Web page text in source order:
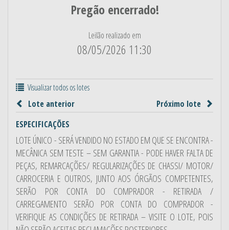
Pregão encerrado!
Leilão realizado em
08/05/2026 11:30
Visualizar todos os lotes
Lote anterior
Próximo lote
ESPECIFICAÇÕES
LOTE ÚNICO - SERÁ VENDIDO NO ESTADO EM QUE SE ENCONTRA -
MECÂNICA SEM TESTE – SEM GARANTIA - PODE HAVER FALTA DE
PEÇAS, REMARCAÇÕES/ REGULARIZAÇÕES DE CHASSI/ MOTOR/
CARROCERIA E OUTROS, JUNTO AOS ÓRGÃOS COMPETENTES,
SERÃO POR CONTA DO COMPRADOR - RETIRADA /
CARREGAMENTO SERÃO POR CONTA DO COMPRADOR -
VERIFIQUE AS CONDIÇÕES DE RETIRADA – VISITE O LOTE, POIS